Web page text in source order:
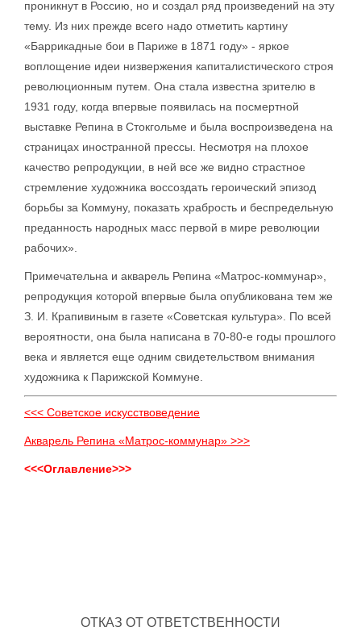
проникнут в Россию, но и создал ряд произведений на эту
тему. Из них прежде всего надо отметить картину
«Баррикадные бои в Париже в 1871 году» - яркое
воплощение идеи низвержения капиталистического строя
революционным путем. Она стала известна зрителю в
1931 году, когда впервые появилась на посмертной
выставке Репина в Стокгольме и была воспроизведена на
страницах иностранной прессы. Несмотря на плохое
качество репродукции, в ней все же видно страстное
стремление художника воссоздать героический эпизод
борьбы за Коммуну, показать храбрость и беспредельную
преданность народных масс первой в мире революции
рабочих».
Примечательна и акварель Репина «Матрос-коммунар»,
репродукция которой впервые была опубликована тем же
З. И. Крапивиным в газете «Советская культура». По всей
вероятности, она была написана в 70-80-е годы прошлого
века и является еще одним свидетельством внимания
художника к Парижской Коммуне.
<<< Советское искусствоведение
Акварель Репина «Матрос-коммунар» >>>
<<<Оглавление>>>
ОТКАЗ ОТ ОТВЕТСТВЕННОСТИ